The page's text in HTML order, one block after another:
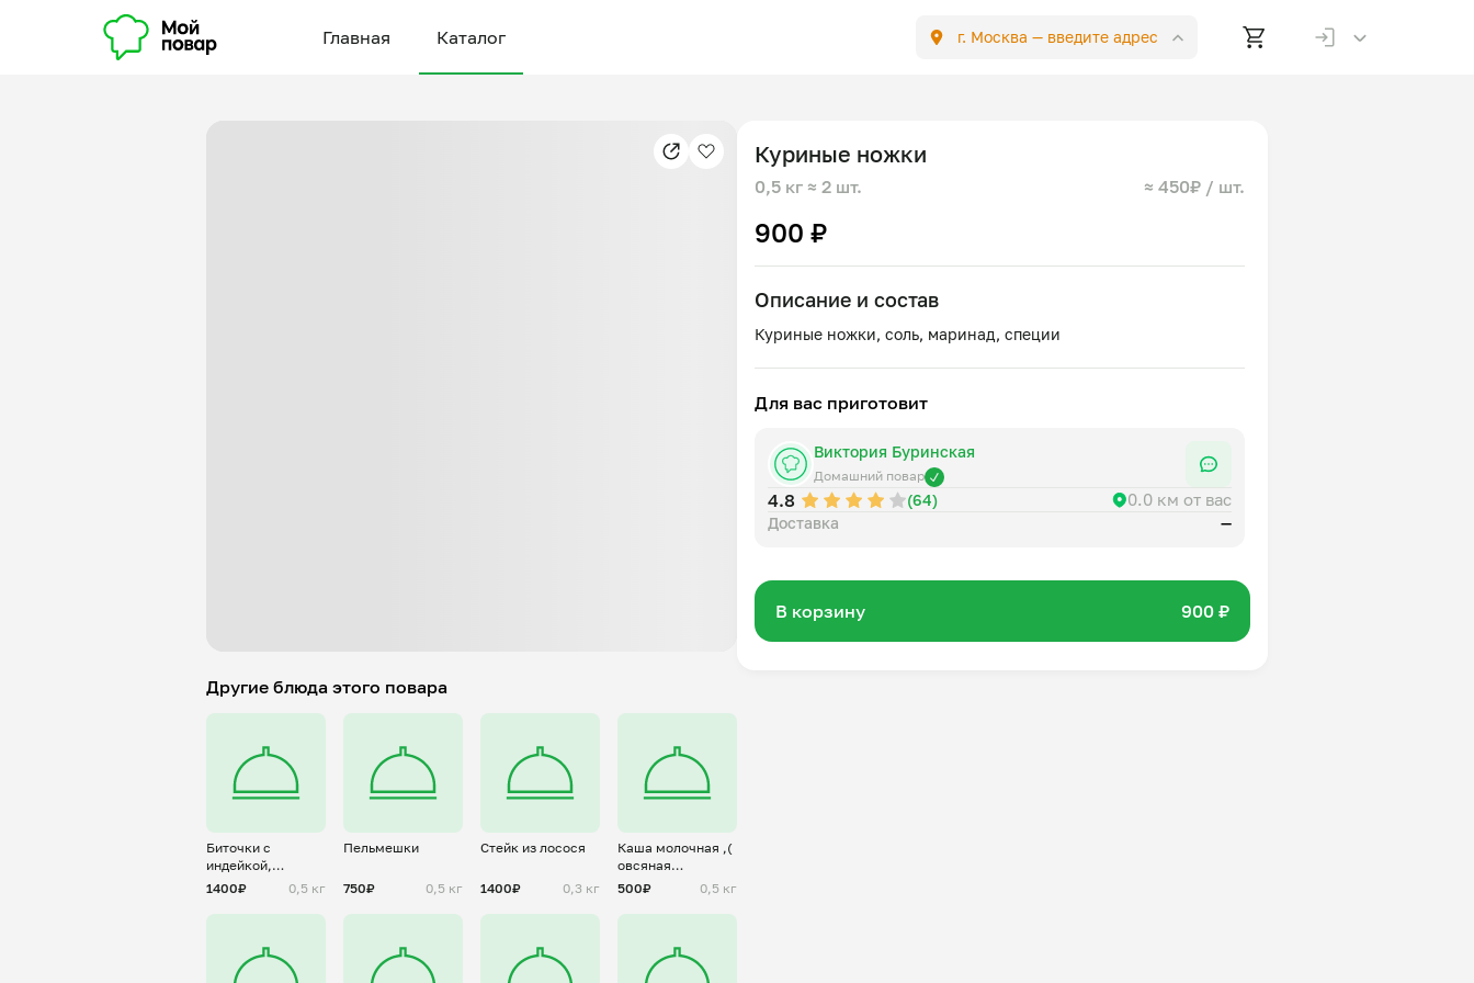
Главная Каталог г. Москва — введите адрес
Другие блюда этого повара
Биточки с
индейкой,
морковью,лук,
1400₽ 0,5 кг
Пельмешки
750₽ 0,5 кг
Стейк из лосося
1400₽ 0,3 кг
Каша молочная ,(
овсяная
,пшеничная)
500₽ 0,5 кг
Куриные ножки
0,5 кг ≈ 2 шт. ≈ 450₽ / шт.
900 ₽
Описание и состав
Для вас приготовит
Виктория Буринская
Домашний повар
4.8 (64) 0.0 км от вас
Доставка —
В корзину 900 ₽